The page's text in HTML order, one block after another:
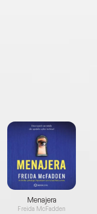
Menajera
Freida McFadden